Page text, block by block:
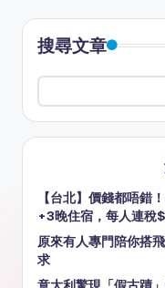
搜尋文章
【台北】價錢都唔錯
+3晚住宿，每人連
原來有人專門陪你搭
求